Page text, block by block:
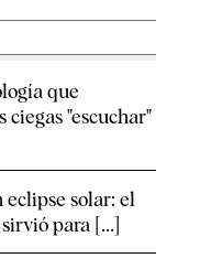
que
"escuchar"
eclipse solar: el
para [...]